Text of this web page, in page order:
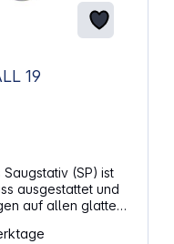
19
ausgestattet und
auf allen glatten
dabei stabile